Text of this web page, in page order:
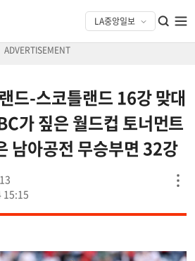
드-스코틀랜드 16강 맞대
가 짚은 월드컵 토너먼트
남아공전 무승부면 32강
15:15